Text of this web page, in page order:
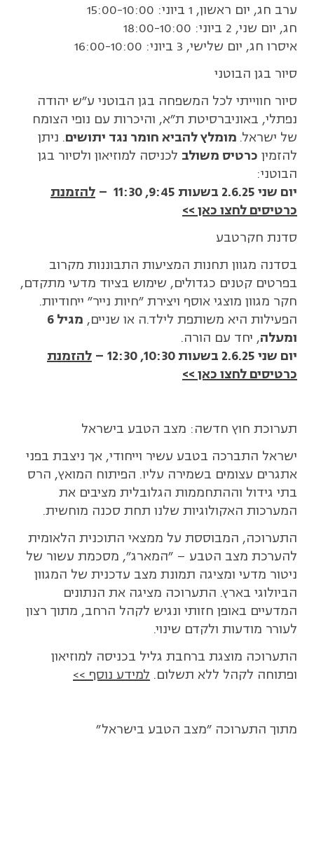
ערב חג, יום ראשון, 1 ביוני: 15:00-10:00
חג, יום שני, 2 ביוני: 18:00-10:00
איסרו חג, יום שלישי, 3 ביוני: 16:00-10:00
סיור בגן הבוטני
סיור חווייתי לכל המשפחה בגן הבוטני ע"ש יהודה
נפתלי, באוניברסיטת ת"א, והיכרות עם נופי הצומח
של ישראל. מומלץ להביא חומר נגד יתושים. ניתן
להזמין כרטיס משולב לכניסה למוזיאון ולסיור בגן
הבוטני:
יום שני 2.6.25 בשעות 9:45, 11:30 –
להזמנת
כרטיסים לחצו כאן >>
סדנת חקרטבע
בסדנה מגוון תחנות המציעות התבוננות מקרוב
בפרטים קטנים כגדולים, שימוש בציוד מדעי מתקדם,
חקר מגוון מוצגי אוסף ויצירת "חיות נייר" ייחודיות.
הפעילות היא משותפת לילד.ה או שניים,
מגיל 6
ומעלה, יחד עם הורה.
יום שני 2.6.25 בשעות 10:30, 12:30 –
להזמנת
כרטיסים לחצו כאן >>
תערוכת חוץ חדשה: מצב הטבע בישראל
ישראל התברכה בטבע עשיר וייחודי, אך ניצבת בפני
אתגרים עצומים בשמירה עליו. הפיתוח המואץ, הרס
בתי גידול וההתחממות הגלובלית מציבים את
המערכות האקולוגיות שלנו תחת סכנה מוחשית.
התערוכה, המבוססת על ממצאי התוכנית הלאומית
להערכת מצב הטבע – "המארג", מסכמת עשור של
ניטור מדעי ומציגה תמונת מצב עדכנית של המגוון
הביולוגי בארץ. התערוכה מציגה את הנתונים
המדעיים באופן חזותי ונגיש לקהל הרחב, מתוך רצון
לעורר מודעות ולקדם שינוי.
התערוכה מוצגת ברחבת גליל בכניסה למוזיאון
ופתוחה לקהל ללא תשלום. למידע נוסף >>
מתוך התערוכה "מצב הטבע בישראל"